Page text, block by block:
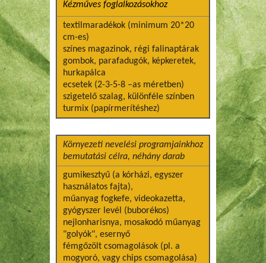
Kézműves foglalkozásokhoz
textilmaradékok (minimum 20*20
cm-es)
színes magazinok, régi falinaptárak
gombok, parafadugók, képkeretek,
hurkapálca
ecsetek (2-3-5-8 –as méretben)
szigetelő szalag, különféle színben
turmix (papírmerítéshez)
Környezeti nevelési programjainkhoz
bemutatási célra, néhány darab
gumikesztyű (a kórházi, egyszer
használatos fajta),
műanyag fogkefe, videokazetta,
gyógyszer levél (buborékos)
nejlonharisnya, mosakodó műanyag
"golyók", esernyő
fémgőzölt csomagolások (pl. a
mogyoró, vagy chips csomagolása)